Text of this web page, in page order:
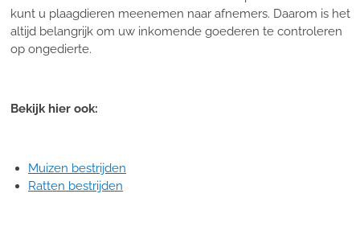
kunt u plaagdieren meenemen naar afnemers. Daarom is het
altijd belangrijk om uw inkomende goederen te controleren
op ongedierte.
Bekijk hier ook:
Muizen bestrijden
Ratten bestrijden